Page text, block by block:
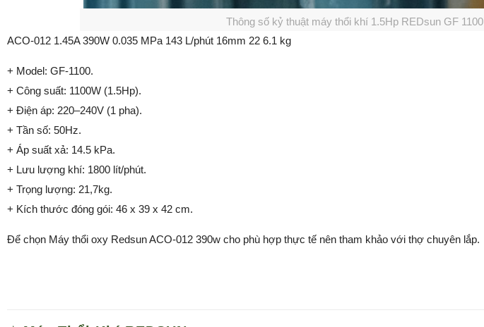
Thông số kỷ thuật máy thổi khí 1.5Hp REDsun GF 1100
ACO-012 1.45A 390W 0.035 MPa 143 L/phút 16mm 22 6.1 kg
+ Model: GF-1100.
+ Công suất: 1100W (1.5Hp).
+ Điện áp: 220–240V (1 pha).
+ Tần số: 50Hz.
+ Áp suất xả: 14.5 kPa.
+ Lưu lượng khí: 1800 lít/phút.
+ Trọng lượng: 21,7kg.
+ Kích thước đóng gói: 46 x 39 x 42 cm.
Để chọn Máy thổi oxy Redsun ACO-012 390w cho phù hợp thực tế nên tham khảo với thợ chuyên lắp.